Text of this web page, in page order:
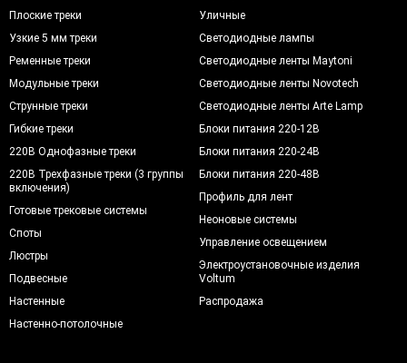
Плоские треки
Узкие 5 мм треки
Ременные треки
Модульные треки
Струнные треки
Гибкие треки
220В Однофазные треки
220В Трехфазные треки (3 группы
включения)
Готовые трековые системы
Споты
Люстры
Подвесные
Настенные
Настенно-потолочные
Уличные
Светодиодные лампы
Светодиодные ленты Maytoni
Светодиодные ленты Novotech
Светодиодные ленты Arte Lamp
Блоки питания 220-12В
Блоки питания 220-24В
Блоки питания 220-48В
Профиль для лент
Неоновые системы
Управление освещением
Электроустановочные изделия
Voltum
Распродажа